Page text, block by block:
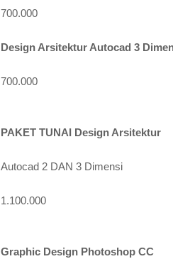
700.000
Design Arsitektur Autocad 3
700.000
PAKET TUNAI Design Arsitektur
Autocad 2 DAN 3 Dimensi
1.100.000
Graphic Design Photoshop CC